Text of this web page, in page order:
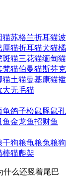
猫苏格兰折耳猫波
厘猫折耳猫犬猫橘
斑猫三花猫缅甸猫
梵猫伯曼猫斯芬克
猫土猫曼基康猫褴
大无毛猫
龟鸽子松鼠豚鼠孔
鱼金龙鱼招财鱼
干狗粮龟粮兔粮狗
棒猫爬架
什么还竖着尾巴